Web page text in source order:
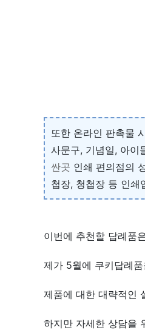
또한 온라인 판촉물
사문구, 기념일, 아이
싼곳 인쇄 편의점의
첩장, 청첩장 등 인쇄
이번에 추천할 답례품
제가 5월에 쿠키답례
제품에 대한 대략적인
하지만 자세한 상담을